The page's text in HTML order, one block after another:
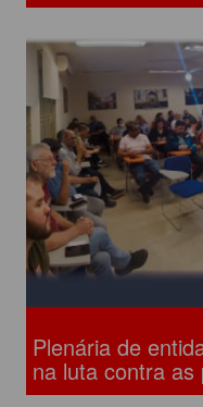
Plenária de
na luta contra as